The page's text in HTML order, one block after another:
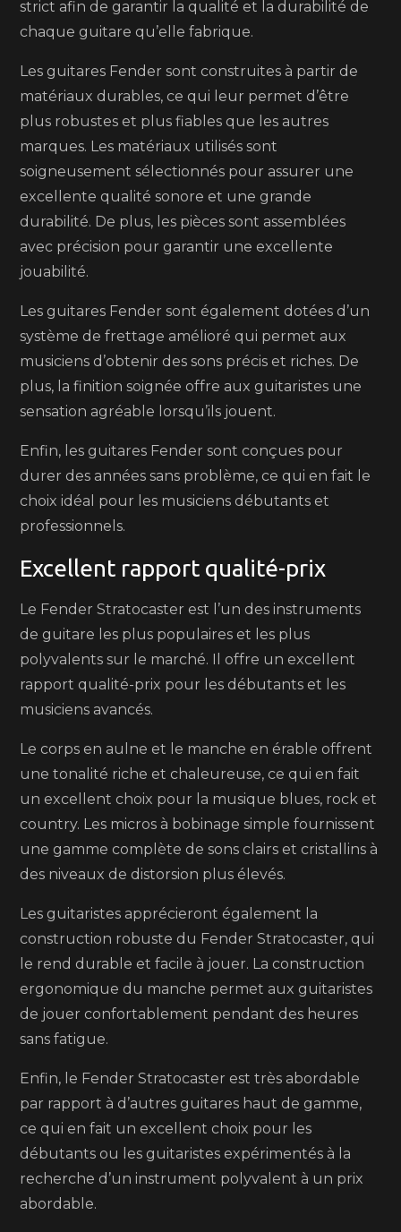
strict afin de garantir la qualité et la durabilité de
chaque guitare qu’elle fabrique.
Les guitares Fender sont construites à partir de
matériaux durables, ce qui leur permet d’être
plus robustes et plus fiables que les autres
marques. Les matériaux utilisés sont
soigneusement sélectionnés pour assurer une
excellente qualité sonore et une grande
durabilité. De plus, les pièces sont assemblées
avec précision pour garantir une excellente
jouabilité.
Les guitares Fender sont également dotées d’un
système de frettage amélioré qui permet aux
musiciens d’obtenir des sons précis et riches. De
plus, la finition soignée offre aux guitaristes une
sensation agréable lorsqu’ils jouent.
Enfin, les guitares Fender sont conçues pour
durer des années sans problème, ce qui en fait le
choix idéal pour les musiciens débutants et
professionnels.
Excellent rapport qualité-prix
Le Fender Stratocaster est l’un des instruments
de guitare les plus populaires et les plus
polyvalents sur le marché. Il offre un excellent
rapport qualité-prix pour les débutants et les
musiciens avancés.
Le corps en aulne et le manche en érable offrent
une tonalité riche et chaleureuse, ce qui en fait
un excellent choix pour la musique blues, rock et
country. Les micros à bobinage simple fournissent
une gamme complète de sons clairs et cristallins à
des niveaux de distorsion plus élevés.
Les guitaristes apprécieront également la
construction robuste du Fender Stratocaster, qui
le rend durable et facile à jouer. La construction
ergonomique du manche permet aux guitaristes
de jouer confortablement pendant des heures
sans fatigue.
Enfin, le Fender Stratocaster est très abordable
par rapport à d’autres guitares haut de gamme,
ce qui en fait un excellent choix pour les
débutants ou les guitaristes expérimentés à la
recherche d’un instrument polyvalent à un prix
abordable.